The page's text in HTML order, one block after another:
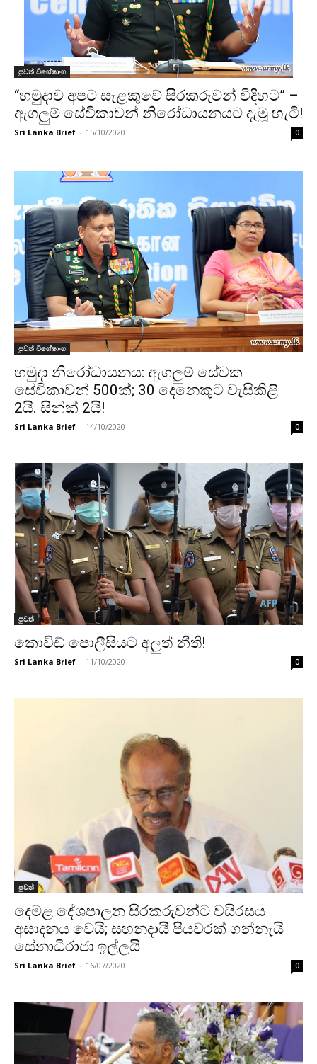
පුවත් විශේෂාංග
“හමුදාව අපට සැළකුවේ සිරකරුවන් විදිහට” –
ඇගලුම් සේවිකාවන් නිරෝධායනයට දැමූ හැටි!
Sri Lanka Brief - 15/10/2020 0
පුවත් විශේෂාංග
හමුදා නිරෝධායනය: ඇගලුම් සේවක
සේවිකාවන් 500ක්; 30 දෙනෙකුට වැසිකිළි
2යි. සින්ක් 2යි!
Sri Lanka Brief - 14/10/2020 0
පුවත්
කොවිඩ් පොලීසියට අලුත් නීති!
Sri Lanka Brief - 11/10/2020 0
පුවත්
දෙමළ දේශපාලන සිරකරුවන්ට වයිරසය
අසාදනය වෙයි; සහනදායී පියවරක් ගන්නැයි
සේනාධිරාජා ඉල්ලයි
Sri Lanka Brief - 16/07/2020 0